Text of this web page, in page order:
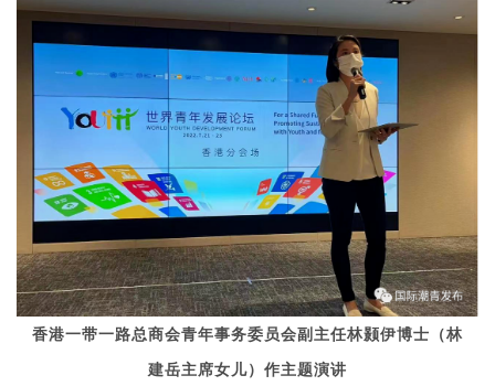
香港一带一路总商会青年事务委员会副主任林颢伊博士（林
建岳主席女儿）作主题演讲